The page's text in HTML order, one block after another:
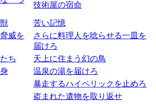
技術屋の宿命
苦い記憶
威を
さらに料理人を唸らせる一皿を
届けろ
ち
天上に住まう幻の鳥
温泉の湯を届けろ
暴走するハイペリックを止めろ
盗まれた遺物を取り返せ